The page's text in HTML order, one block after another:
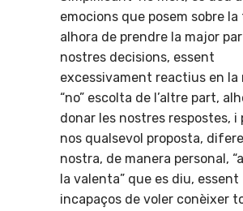
emocions que posem sobre la
alhora de prendre la major
nostres decisions, essent
excessivament reactius en la
“no” escolta de l’altre part,
donar les nostres respostes,
nos qualsevol proposta,
nostra, de manera personal,
la valenta” que es diu, essent
incapaços de voler conèixer